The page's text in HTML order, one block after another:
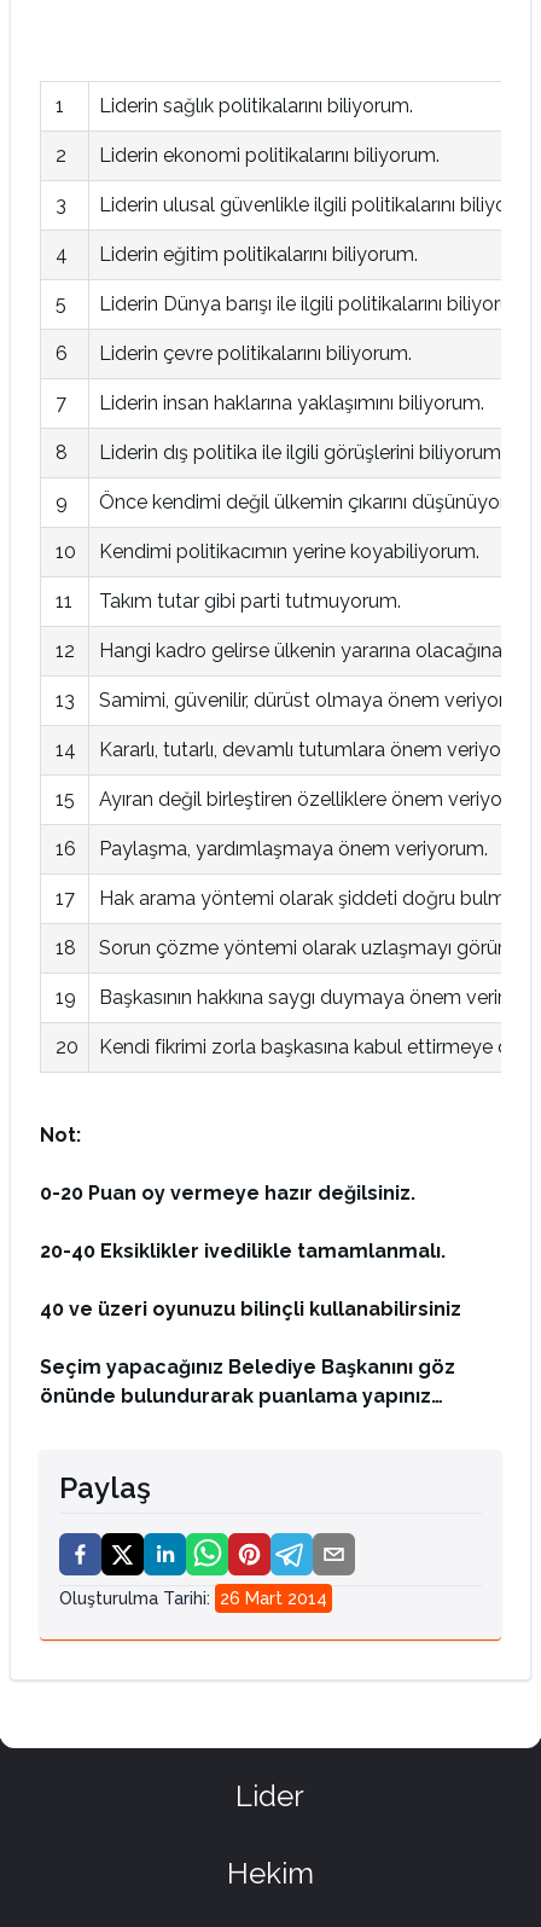
1 Liderin sağlık politikalarını biliyorum.
2 Liderin ekonomi politikalarını biliyorum.
3 Liderin ulusal güvenlikle ilgili politikalarını
4 Liderin eğitim politikalarını biliyorum.
5 Liderin Dünya barışı ile ilgili politikalarını biliyorum.
6 Liderin çevre politikalarını biliyorum.
7 Liderin insan haklarına yaklaşımını biliyorum.
8 Liderin dış politika ile ilgili görüşlerini biliyorum.
9 Önce kendimi değil ülkemin çıkarını düşünüyorum.
10 Kendimi politikacımın yerine koyabiliyorum.
11 Takım tutar gibi parti tutmuyorum.
12 Hangi kadro gelirse ülkenin yararına olacağına
13 Samimi, güvenilir, dürüst olmaya önem veriyorum.
14 Kararlı, tutarlı, devamlı tutumlara önem veriyorum.
15 Ayıran değil birleştiren özelliklere önem veriyorum.
16 Paylaşma, yardımlaşmaya önem veriyorum.
17 Hak arama yöntemi olarak şiddeti doğru
18 Sorun çözme yöntemi olarak uzlaşmayı görürüm.
19 Başkasının hakkına saygı duymaya önem veririm.
20 Kendi fikrimi zorla başkasına kabul ettirmeye
Not:
0-20 Puan oy vermeye hazır değilsiniz.
20-40 Eksiklikler ivedilikle tamamlanmalı.
40 ve üzeri oyunuzu bilinçli kullanabilirsiniz
Seçim yapacağınız Belediye Başkanını göz
önünde bulundurarak puanlama yapınız…
Paylaş
Oluşturulma Tarihi: 26 Mart 2014
Lider
Hekim